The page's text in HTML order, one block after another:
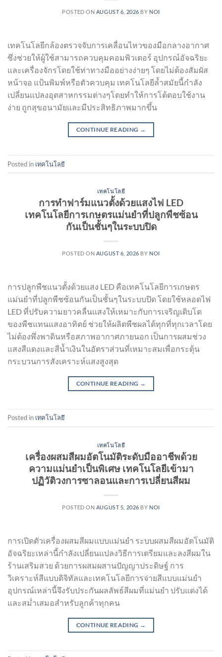
POSTED ON AUGUST 6, 2026 BY NOI
เทคโนโลยีกล้องตรวจจับการเคลื่อนไหวของมือกลางอากาศ
ซึ่งช่วยให้ผู้ใช้สามารถควบคุมคอมพิวเตอร์ อุปกรณ์อัจฉริยะ
และเครื่องจักรโดยใช้ท่าทางมืออย่างง่ายๆ โดยไม่ต้องสัมผัส
หน้าจอ แป้นพิมพ์หรือตัวควบคุม เทคโนโลยีล้ำสมัยนี้กำลัง
เปลี่ยนแปลงอุตสาหกรรมต่างๆโดยทำให้การโต้ตอบใช้งาน
ง่าย ถูกสุขอนามัยและมีประสิทธิภาพมากขึ้น
CONTINUE READING →
Posted in เทคโนโลยี
เทคโนโลยี
การทำฟาร์มแนวตั้งด้วยแสงไฟ LED
เทคโนโลยีการเกษตรแม่นยำที่ปลูกพืชซ้อน
กันเป็นชั้นๆในระบบปิด
POSTED ON AUGUST 6, 2026 BY NOI
การปลูกพืชแนวตั้งด้วยแสง LED คือเทคโนโลยีการเกษตร
แม่นยำที่ปลูกพืชซ้อนกันเป็นชั้นๆในระบบปิด โดยใช้หลอดไฟ
LED ที่ปรับความยาวคลื่นแสงให้เหมาะกับการเจริญเติบโต
ของพืชแทนแสงอาทิตย์ ช่วยให้ผลิตพืชผลได้ทุกที่ทุกเวลาโดย
ไม่ต้องพึ่งพาดินหรือสภาพอากาศภายนอก เป็นการผสมช่วง
แสงสีแดงและสีน้ำเงินในอัตราส่วนที่เหมาะสมเพื่อกระตุ้น
กระบวนการสังเคราะห์แสงสูงสุด
CONTINUE READING →
Posted in เทคโนโลยี
เทคโนโลยี
เครื่องผสมสีผมอัตโนมัติระดับมืออาชีพด้วย
ความแม่นยำเป็นพิเศษ เทคโนโลยีเข้ามา
ปฏิวัติวงการซาลอนและการเปลี่ยนสีผม
POSTED ON AUGUST 5, 2026 BY NOI
การเปิดตัวเครื่องผสมสีผมแบบแม่นยำ ระบบผสมสีผมอัตโนมัติ
อัจฉริยะเหล่านี้กำลังเปลี่ยนแปลงวิธีการเตรียมและลงสีผมใน
ร้านเสริมสวย ด้วยการผสมผสานปัญญาประดิษฐ์ การ
วิเคราะห์สีแบบดิจิทัลและเทคโนโลยีการจ่ายสีแบบแม่นยำ
อุปกรณ์เหล่านี้จึงรับประกันผลลัพธ์สีผมที่แม่นยำ ปรับแต่งได้
และสม่ำเสมอสำหรับลูกค้าทุกคน
CONTINUE READING →